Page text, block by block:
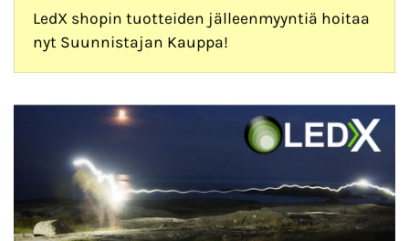
LedX shopin tuotteiden jälleenmyyntiä hoitaa
nyt Suunnistajan Kauppa!